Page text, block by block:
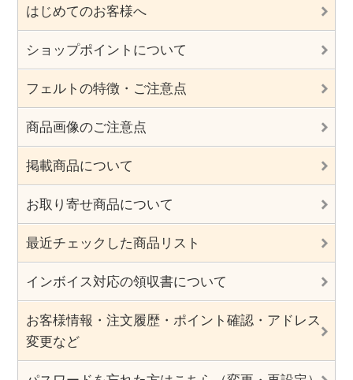
はじめてのお客様へ
ショップポイントについて
フェルトの特徴・ご注意点
商品画像のご注意点
掲載商品について
お取り寄せ商品について
最近チェックした商品リスト
インボイス対応の領収書について
お客様情報・注文履歴・ポイント確認・アドレス
変更など